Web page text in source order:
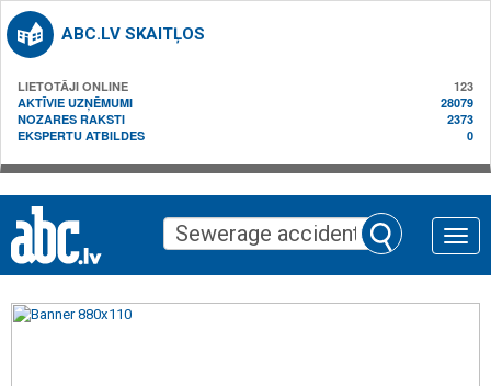
ABC.LV SKAITĻOS
LIETOTĀJI ONLINE
123
AKTĪVIE UZŅĒMUMI
28079
NOZARES RAKSTI
2373
EKSPERTU ATBILDES
0
Toggle